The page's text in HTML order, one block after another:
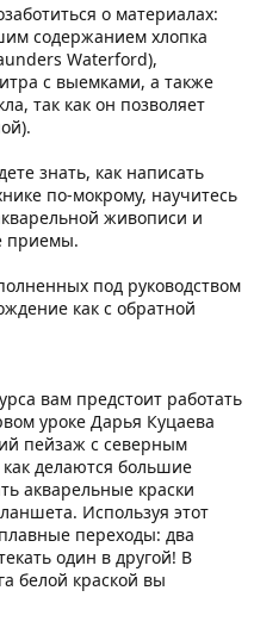
о материалах:
содержанием хлопка
Waterford),
с выемками, а также
так как он позволяет
знать, как написать
по-мокрому, научитесь
живописи и
приемы.
под руководством
как с обратной
вам предстоит работать
уроке Дарья Куцаева
пейзаж с северным
делаются большие
акварельные краски
Используя этот
переходы: два
один в другой! В
белой краской вы